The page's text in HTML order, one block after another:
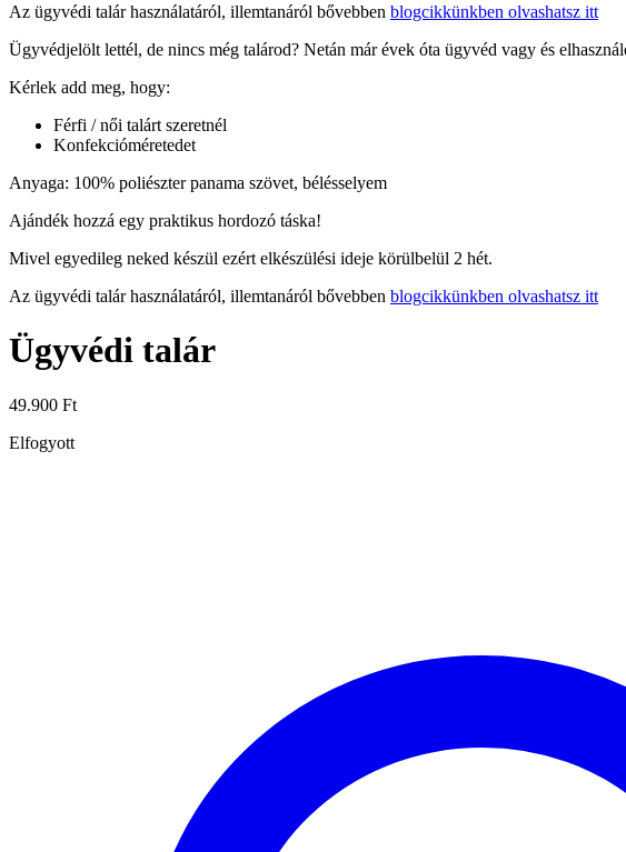
Az ügyvédi talár használatáról, illemtanáról bővebben blogcikkünkben olvashatsz itt
Ügyvédjelölt lettél, de nincs még talárod? Netán már évek óta ügyvéd vagy és
Kérlek add meg, hogy:
Férfi / női talárt szeretnél
Konfekcióméretedet
Anyaga: 100% poliészter panama szövet, bélésselyem
Ajándék hozzá egy praktikus hordozó táska!
Mivel egyedileg neked készül ezért elkészülési ideje körülbelül 2 hét.
Az ügyvédi talár használatáról, illemtanáról bővebben blogcikkünkben olvashatsz itt
Ügyvédi talár
49.900 Ft
Elfogyott